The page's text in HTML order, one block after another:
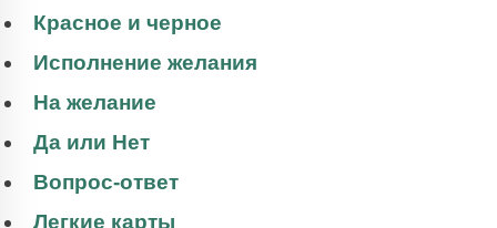
Красное и черное
Исполнение желания
На желание
Да или Нет
Вопрос-ответ
Легкие карты